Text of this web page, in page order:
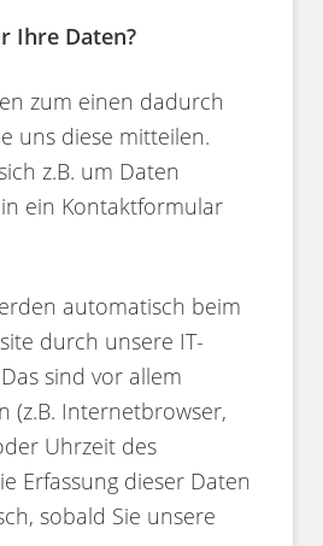
Ihre Daten?
zum einen dadurch
uns diese mitteilen.
z.B. um Daten
ein Kontaktformular
automatisch beim
durch unsere IT-
sind vor allem
(z.B. Internetbrowser,
Uhrzeit des
Erfassung dieser Daten
sobald Sie unsere